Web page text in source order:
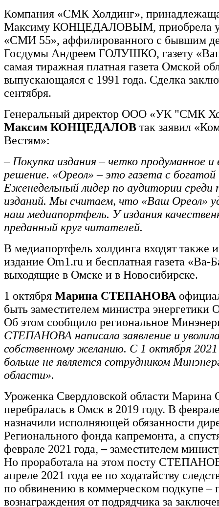
Компания «СМК Холдинг»,
Максиму КОНЦЕДАЛОВЫМ, приобрела у
«СМИ 55», аффилированного с бывшим
Госдумы Андреем ГОЛУШКО, газету
самая тиражная платная газета Омской
выпускающаяся с 1991 года. Сделка
сентября.
Генеральный директор ООО «УК "СМК
Максим КОНЦЕДАЛОВ так заявил
Вестям»:
– Покупка издания – четко продуманное и
решение. «Ореол» – это газета с
Еженедельный лидер по аудитории среди
изданий. Мы считаем, что «Ваш Ореол»
наш медиапортфель. У издания
преданный круг читателей.
В медиапортфель холдинга входят также
издание Om1.ru и бесплатная газета «Ва-
выходящие в Омске и в Новосибирске.
1 октября Марина СТЕПАНОВА
быть заместителем министра энергетики
Об этом сообщило региональное
СТЕПАНОВА написала заявление и
собственному желанию. С 1 октября 2021
больше не является сотрудником
области».
Уроженка Свердловской области
перебралась в Омск в 2019 году. В
назначили исполняющей обязанности
Регионального фонда капремонта, а
феврале 2021 года, – заместителем
Но проработала на этом посту
апреле 2021 года ее по ходатайству
по обвинению в коммерческом подкупе –
вознаграждения от подрядчика за